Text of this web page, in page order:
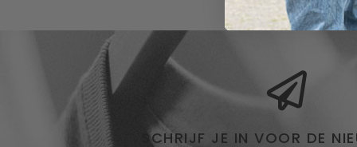
SCHRIJF JE IN VOOR DE